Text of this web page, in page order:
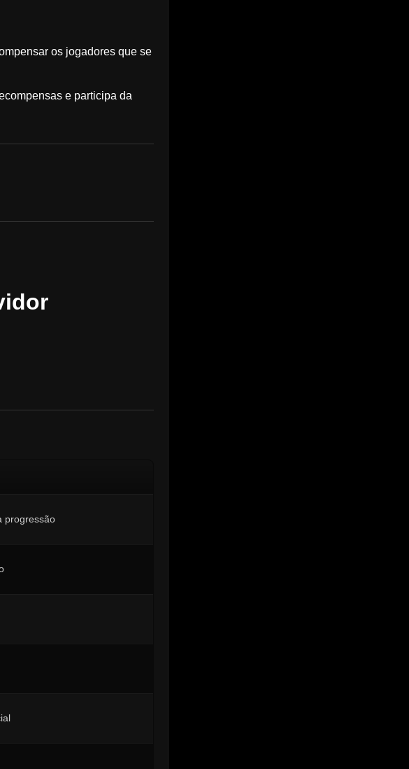
os jogadores que se
e participa da
progressão